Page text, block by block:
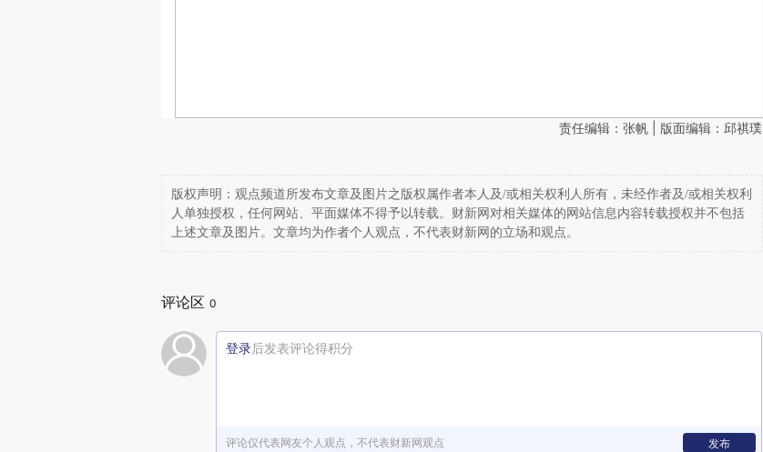
责任编辑：张帆 | 版面编辑：邱祺璞
版权声明：观点频道所发布文章及图片之版权属作者本人及/或相关权利人所有，未经作者及/或相关权利
人单独授权，任何网站、平面媒体不得予以转载。财新网对相关媒体的网站信息内容转载授权并不包括
上述文章及图片。文章均为作者个人观点，不代表财新网的立场和观点。
评论区 0
登录后发表评论得积分
评论仅代表网友个人观点，不代表财新网观点 发布